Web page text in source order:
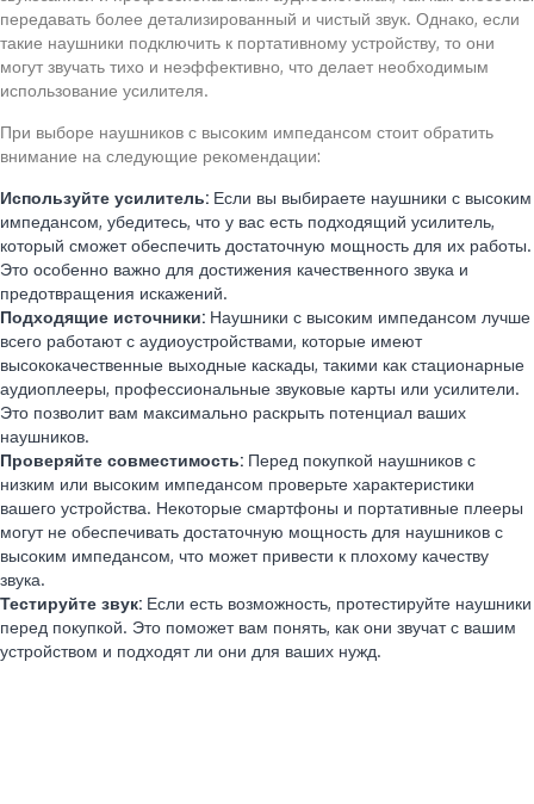
передавать более детализированный и чистый звук. Однако, если
такие наушники подключить к портативному устройству, то они
могут звучать тихо и неэффективно, что делает необходимым
использование усилителя.
При выборе наушников с высоким импедансом стоит обратить
внимание на следующие рекомендации:
Используйте усилитель: Если вы выбираете наушники с высоким
импедансом, убедитесь, что у вас есть подходящий усилитель,
который сможет обеспечить достаточную мощность для их работы.
Это особенно важно для достижения качественного звука и
предотвращения искажений.
Подходящие источники: Наушники с высоким импедансом лучше
всего работают с аудиоустройствами, которые имеют
высококачественные выходные каскады, такими как стационарные
аудиоплееры, профессиональные звуковые карты или усилители.
Это позволит вам максимально раскрыть потенциал ваших
наушников.
Проверяйте совместимость: Перед покупкой наушников с
низким или высоким импедансом проверьте характеристики
вашего устройства. Некоторые смартфоны и портативные плееры
могут не обеспечивать достаточную мощность для наушников с
высоким импедансом, что может привести к плохому качеству
звука.
Тестируйте звук: Если есть возможность, протестируйте наушники
перед покупкой. Это поможет вам понять, как они звучат с вашим
устройством и подходят ли они для ваших нужд.